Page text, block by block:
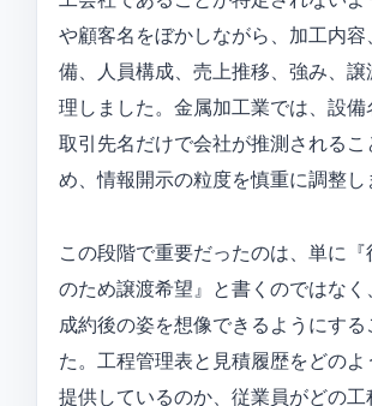
や顧客名をぼかしながら、加工内容
備、人員構成、売上推移、強み、譲
理しました。金属加工業では、設備
取引先名だけで会社が推測されるこ
め、情報開示の粒度を慎重に調整し
この段階で重要だったのは、単に『
のため譲渡希望』と書くのではなく
成約後の姿を想像できるようにする
た。工程管理表と見積履歴をどのよ
提供しているのか、従業員がどの工